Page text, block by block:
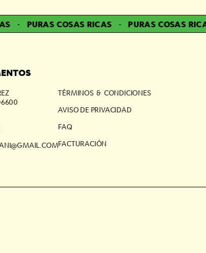
· PURAS COSAS RICAS · PURAS COSAS RICAS
TÉRMINOS & CONDICIONES
AVISO DE PRIVACIDAD
FAQ
FACTURACIÓN